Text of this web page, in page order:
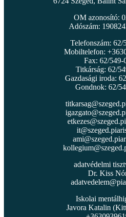
OM azonosító:
Adószám:
Telefonszám: 62/
Mobiltelefon:
Fax: 62/549-
Titkárság: 62/
Gazdasági iroda:
Gondnok: 62/
adatvédelmi
Dr. Kiss
Iskolai
Javora Katalin